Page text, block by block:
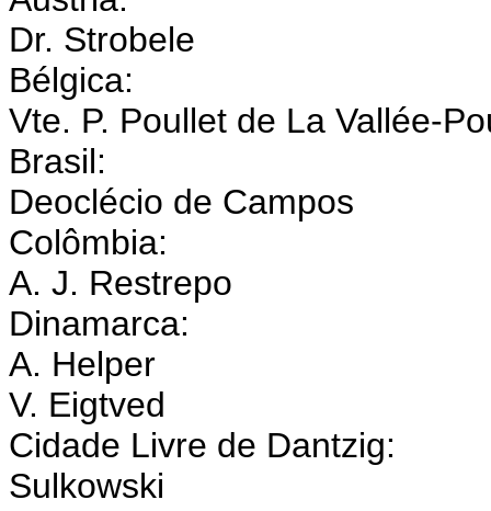
Dr. Strobele
Bélgica:
Vte. P. Poullet de La Vallée-
Brasil:
Deoclécio de Campos
Colômbia:
A. J. Restrepo
Dinamarca:
A. Helper
V. Eigtved
Cidade Livre de Dantzig:
Sulkowski